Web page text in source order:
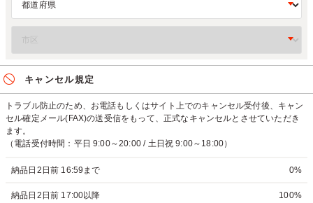
キャンセル規定
トラブル防止のため、お電話もしくはサイト上でのキャンセル受付後、キャン
セル確定メール(FAX)の送受信をもって、正式なキャンセルとさせていただき
ます。
（電話受付時間：平日 9:00～20:00 / 土日祝 9:00～18:00）
納品日2日前 16:59まで 0%
納品日2日前 17:00以降 100%